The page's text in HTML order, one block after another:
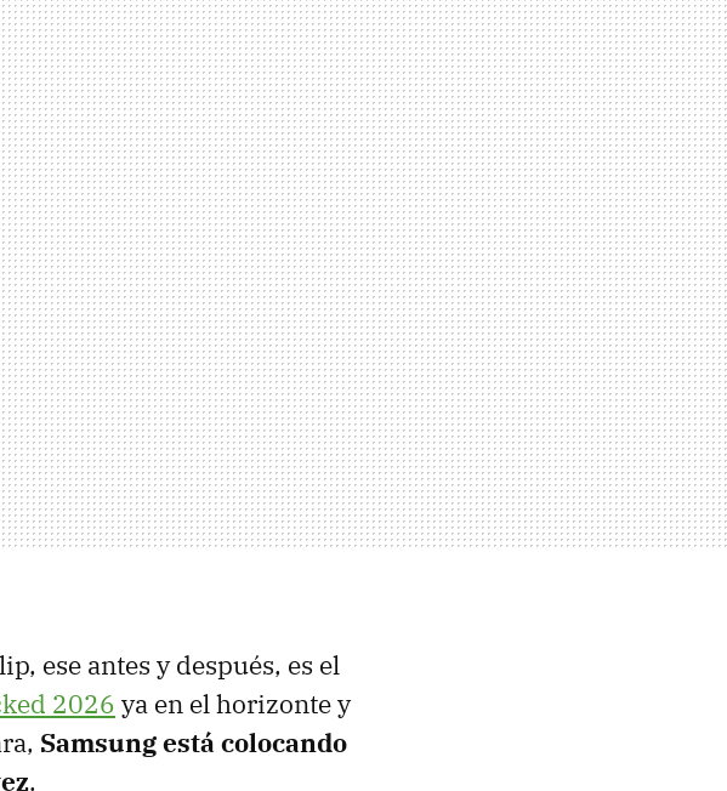
ese antes y después, es el
2026 ya en el horizonte y
Samsung está colocando
.